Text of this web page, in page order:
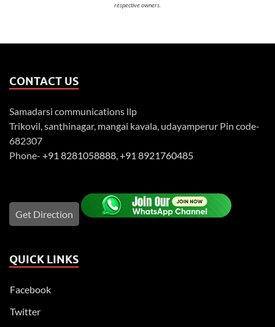
respective owners.
CONTACT US
Samadarsi communications llp
Trikovil, santhinagar, mangai kavala, udayamperur Pin code-
682307
Phone- +91 8281058888 +91 8921760485
Get Direction
QUICK LINKS
Facebook
Twitter